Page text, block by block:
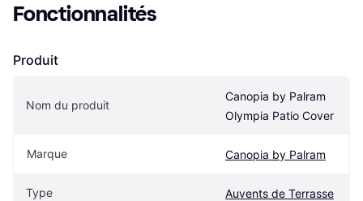
Fonctionnalités
Produit
Nom du produit
Canopia by Palram
Olympia Patio Cover
Marque Canopia by Palram
Type Auvents de Terrasse